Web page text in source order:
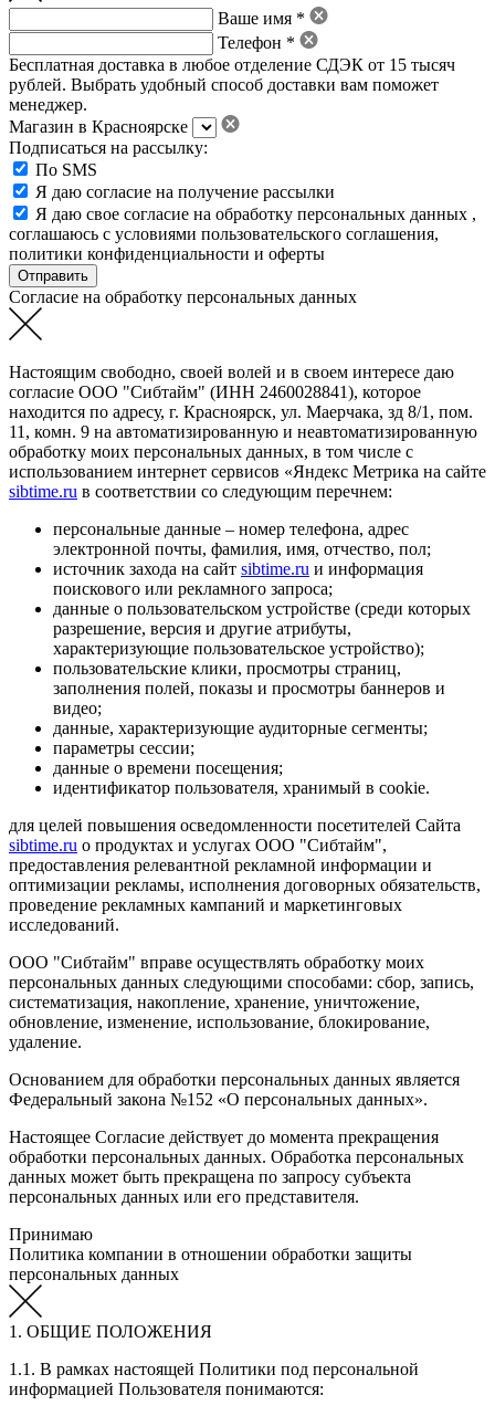
Ваше имя *
Телефон *
Бесплатная доставка в любое отделение СДЭК от 15 тысяч
рублей. Выбрать удобный способ доставки вам поможет
менеджер.
Магазин в Красноярске
Подписаться на рассылку:
По SMS
Я даю согласие на получение рассылки
Я даю свое согласие на обработку персональных данных ,
соглашаюсь с условиями пользовательского соглашения,
политики конфиденциальности и оферты
Согласие на обработку персональных данных
Настоящим свободно, своей волей и в своем интересе даю
согласие ООО "Сибтайм" (ИНН 2460028841), которое
находится по адресу, г. Красноярск, ул. Маерчака, зд 8/1, пом.
11, комн. 9 на автоматизированную и неавтоматизированную
обработку моих персональных данных, в том числе с
использованием интернет сервисов «Яндекс Метрика на сайте
sibtime.ru в соответствии со следующим перечнем:
персональные данные – номер телефона, адрес
электронной почты, фамилия, имя, отчество, пол;
источник захода на сайт sibtime.ru и информация
поискового или рекламного запроса;
данные о пользовательском устройстве (среди которых
разрешение, версия и другие атрибуты,
характеризующие пользовательское устройство);
пользовательские клики, просмотры страниц,
заполнения полей, показы и просмотры баннеров и
видео;
данные, характеризующие аудиторные сегменты;
параметры сессии;
данные о времени посещения;
идентификатор пользователя, хранимый в cookie.
для целей повышения осведомленности посетителей Сайта
sibtime.ru о продуктах и услугах ООО "Сибтайм",
предоставления релевантной рекламной информации и
оптимизации рекламы, исполнения договорных обязательств,
проведение рекламных кампаний и маркетинговых
исследований.
ООО "Сибтайм" вправе осуществлять обработку моих
персональных данных следующими способами: сбор, запись,
систематизация, накопление, хранение, уничтожение,
обновление, изменение, использование, блокирование,
удаление.
Основанием для обработки персональных данных является
Федеральный закона №152 «О персональных данных».
Настоящее Согласие действует до момента прекращения
обработки персональных данных. Обработка персональных
данных может быть прекращена по запросу субъекта
персональных данных или его представителя.
Принимаю
Политика компании в отношении обработки защиты
персональных данных
1. ОБЩИЕ ПОЛОЖЕНИЯ
1.1. В рамках настоящей Политики под персональной
информацией Пользователя понимаются: